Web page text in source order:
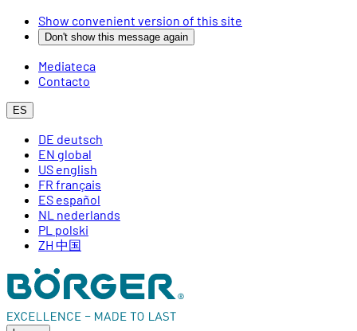
Show convenient version of this site
Don't show this message again
Mediateca
Contacto
ES
DE deutsch
EN global
US english
FR français
ES español
NL nederlands
PL polski
ZH 中国